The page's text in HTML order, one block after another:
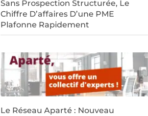
Sans Prospection Structurée, Le
Chiffre D’affaires D’une PME
Plafonne Rapidement
Le Réseau Aparté : Nouveau